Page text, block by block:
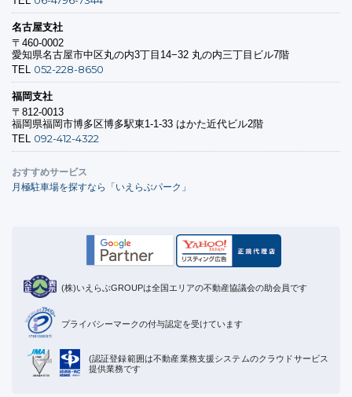
名古屋支社
〒460-0002
愛知県名古屋市中区丸の内3丁目14−32 丸の内三丁目ビル7階
TEL 052-228-8650
福岡支社
〒812-0013
福岡県福岡市博多区博多駅東1-1-33 はかた近代ビル2階
TEL 092-412-4322
おすすめサービス
月極駐車場を探すなら「いえらぶパーク」
(株)いえらぶGROUPは全国エリアの不動産協議会の助会員です
プライバシーマークの付与認定を受けています
(認証登録範囲は不動産業務支援システムのクラウドサービス
提供業務です